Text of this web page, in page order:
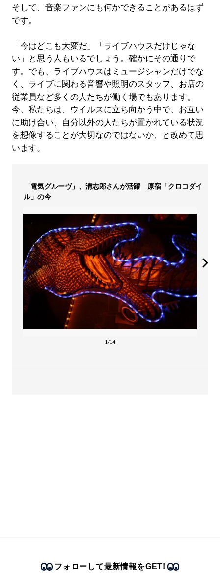
そして、音楽ファンにも何かできることがあるはず
です。
「今はどこも大変だ」「ライブハウスだけじゃな
い」と思う人もいるでしょう。確かにその通りで
す。でも、ライブハウスはミュージシャンだけでな
く、ライブに関わる音響や照明のスタッフ、お店の
従業員など多くの人たちが働く場でもあります。
今、私たちは、ウイルスに立ち向かう中で、お互い
に助け合い、自分以外の人たちが置かれている状況
を想像することが大切なのではないか、と改めて思
います。
「電気グルーヴ」、清志郎さんが活躍 原宿「クロコダイ
ル」の今
1/14
フォローして最新情報をGET!